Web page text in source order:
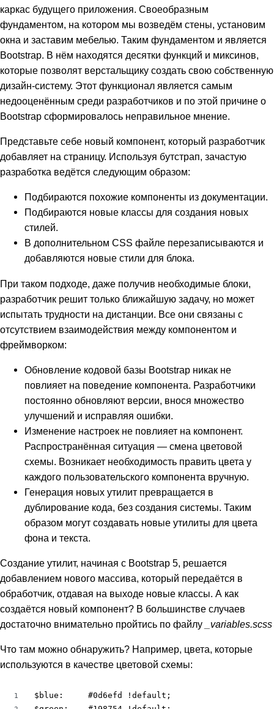
каркас будущего приложения. Своеобразным
фундаментом, на котором мы возведём стены, установим
окна и заставим мебелью. Таким фундаментом и является
Bootstrap. В нём находятся десятки функций и миксинов,
которые позволят верстальщику создать свою собственную
дизайн-систему. Этот функционал является самым
недооценённым среди разработчиков и по этой причине о
Bootstrap сформировалось неправильное мнение.
Представьте себе новый компонент, который разработчик
добавляет на страницу. Используя бутстрап, зачастую
разработка ведётся следующим образом:
Подбираются похожие компоненты из документации.
Подбираются новые классы для создания новых
стилей.
В дополнительном CSS файле перезаписываются и
добавляются новые стили для блока.
При таком подходе, даже получив необходимые блоки,
разработчик решит только ближайшую задачу, но может
испытать трудности на дистанции. Все они связаны с
отсутствием взаимодействия между компонентом и
фреймворком:
Обновление кодовой базы Bootstrap никак не
повлияет на поведение компонента. Разработчики
постоянно обновляют версии, внося множество
улучшений и исправляя ошибки.
Изменение настроек не повлияет на компонент.
Распространённая ситуация — смена цветовой
схемы. Возникает необходимость править цвета у
каждого пользовательского компонента вручную.
Генерация новых утилит превращается в
дублирование кода, без создания системы. Таким
образом могут создавать новые утилиты для цвета
фона и текста.
Создание утилит, начиная с Bootstrap 5, решается
добавлением нового массива, который передаётся в
обработчик, отдавая на выходе новые классы. А как
создаётся новый компонент? В большинстве случаев
достаточно внимательно пройтись по файлу
_variables.scss
Что там можно обнаружить? Например, цвета, которые
используются в качестве цветовой схемы:
1
$blue:     #0d6efd !default;